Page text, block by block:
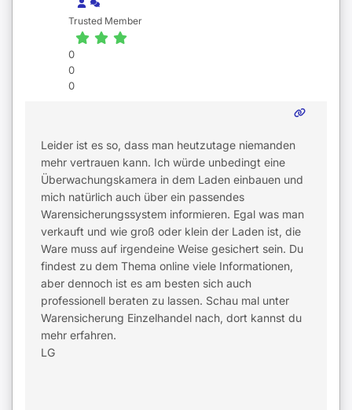
Trusted Member
0
0
0
Leider ist es so, dass man heutzutage niemanden
mehr vertrauen kann. Ich würde unbedingt eine
Überwachungskamera in dem Laden einbauen und
mich natürlich auch über ein passendes
Warensicherungssystem informieren. Egal was man
verkauft und wie groß oder klein der Laden ist, die
Ware muss auf irgendeine Weise gesichert sein. Du
findest zu dem Thema online viele Informationen,
aber dennoch ist es am besten sich auch
professionell beraten zu lassen. Schau mal unter
Warensicherung Einzelhandel nach, dort kannst du
mehr erfahren.
LG